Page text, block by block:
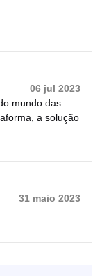
06 jul 2023
mundo das
a solução
31 maio 2023